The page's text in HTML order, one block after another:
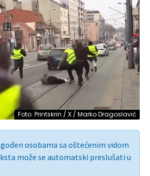
Foto: Printskrin / X / Marko Dragoslavić
osobama sa oštećenim vidom
može se automatski preslušati u